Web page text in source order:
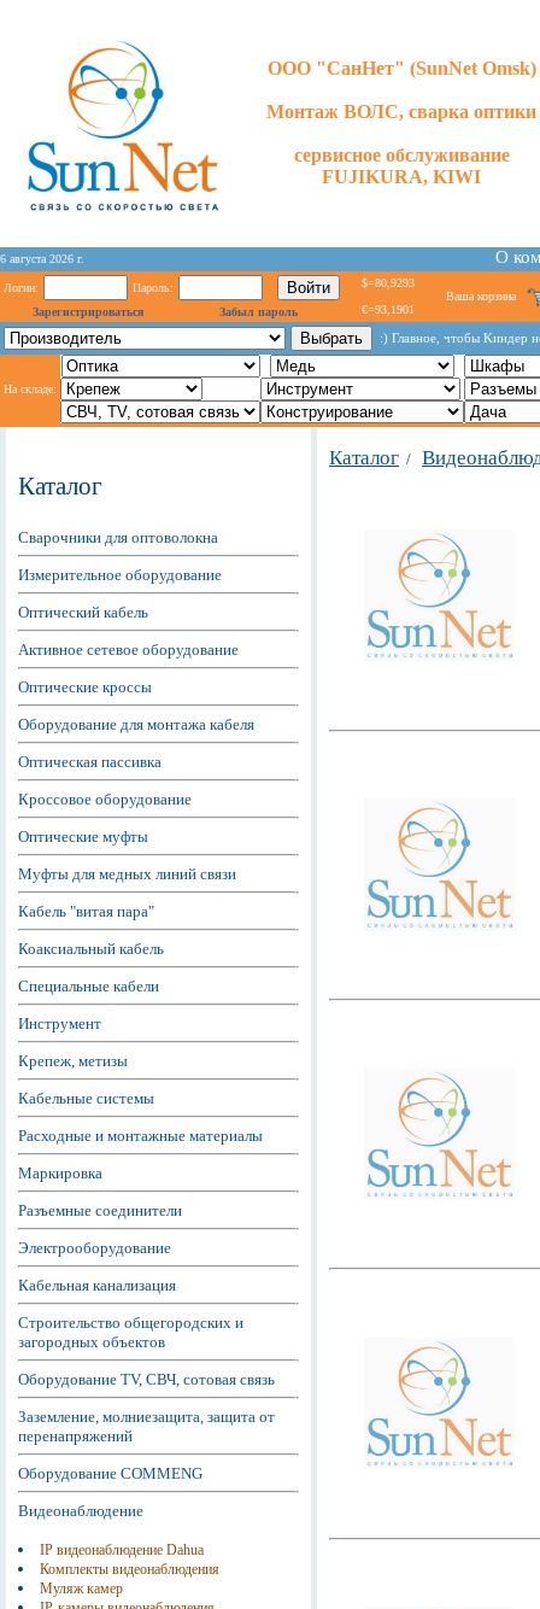
ООО "СанНет" (SunNet Omsk)
Монтаж ВОЛС, сварка оптики
сервисное обслуживание
FUJIKURA, KIWI
6 августа 2026 г. О
Логин:
Пароль:
Зарегистрироваться
Забыл пароль
$=80,9293
€=93,1901
Ваша корзина
:) Глaвнoe, чтoбы Kиндeр
На складе:
Каталог
Сварочники для оптоволокна
Измерительное оборудование
Оптический кабель
Активное сетевое оборудование
Оптические кроссы
Оборудование для монтажа кабеля
Оптическая пассивка
Кроссовое оборудование
Оптические муфты
Муфты для медных линий связи
Кабель "витая пара"
Коаксиальный кабель
Специальные кабели
Инструмент
Крепеж, метизы
Кабельные системы
Расходные и монтажные материалы
Маркировка
Разъемные соединители
Электрооборудование
Кабельная канализация
Строительство общегородских и
загородных объектов
Оборудование TV, СВЧ, сотовая связь
Заземление, молниезащита, защита от
перенапряжений
Оборудование COMMENG
Видеонаблюдение
IP видеонаблюдение Dahua
Комплекты видеонаблюдения
Муляж камер
Каталог /